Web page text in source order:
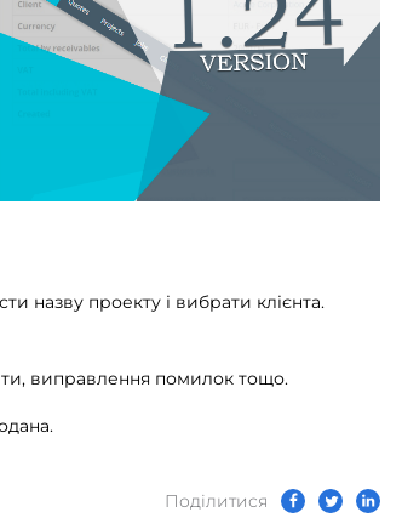
назву проекту і вибрати клієнта.
виправлення помилок тощо.
Подiлитися